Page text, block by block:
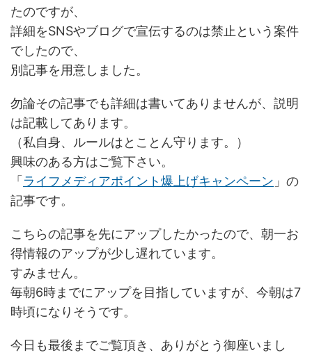
たのですが、
詳細をSNSやブログで宣伝するのは禁止という案件
でしたので、
別記事を用意しました。
勿論その記事でも詳細は書いてありませんが、説明
は記載してあります。
（私自身、ルールはとことん守ります。）
興味のある方はご覧下さい。
「ライフメディアポイント爆上げキャンペーン 」の
記事です。
こちらの記事を先にアップしたかったので、朝一お
得情報のアップが少し遅れています。
すみません。
毎朝6時までにアップを目指していますが、今朝は7
時頃になりそうです。
今日も最後までご覧頂き、ありがとう御座いまし